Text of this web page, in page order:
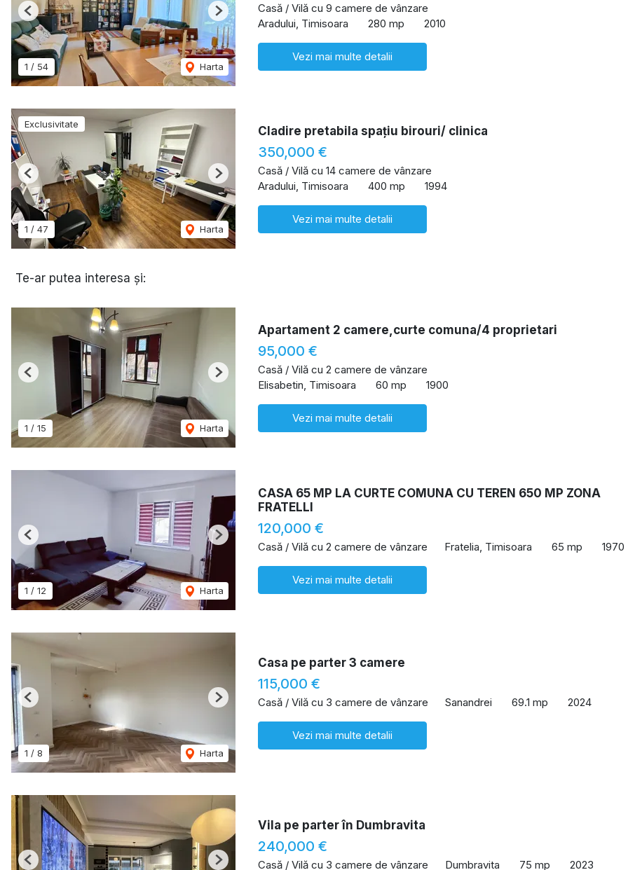
1 / 54 Harta
Previous Next
Casă / Vilă cu 9 camere de vânzare
Aradului, Timisoara
280 mp 2010
Vezi mai multe detalii
Exclusivitate
1 / 47 Harta
Previous Next
Cladire pretabila spațiu birouri/ clinica
350,000 €
Casă / Vilă cu 14 camere de vânzare
Aradului, Timisoara
400 mp 1994
Vezi mai multe detalii
Te-ar putea interesa și:
1 / 15 Harta
Previous Next
Apartament 2 camere,curte comuna/4 proprietari
95,000 €
Casă / Vilă cu 2 camere de vânzare
Elisabetin, Timisoara
60 mp 1900
Vezi mai multe detalii
1 / 12 Harta
Previous Next
CASA 65 MP LA CURTE COMUNA CU TEREN 650 MP ZONA
FRATELLI
120,000 €
Casă / Vilă cu 2 camere de vânzare Fratelia, Timisoara 65 mp 1970
Vezi mai multe detalii
1 / 8 Harta
Previous Next
Casa pe parter 3 camere
115,000 €
Casă / Vilă cu 3 camere de vânzare Sanandrei 69.1 mp 2024
Vezi mai multe detalii
Previous Next
Vila pe parter în Dumbravita
240,000 €
Casă / Vilă cu 3 camere de vânzare Dumbravita 75 mp 2023